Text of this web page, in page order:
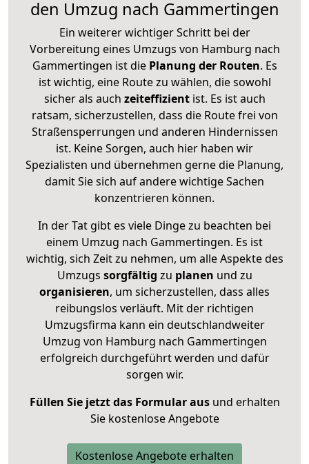
den Umzug nach Gammertingen
Ein weiterer wichtiger Schritt bei der
Vorbereitung eines Umzugs von Hamburg nach
Gammertingen ist diePlanung der Routen. Es
ist wichtig, eine Route zu wählen, die sowohl
sicher als auch zeiteffizientist. Es ist auch
ratsam, sicherzustellen, dass die Route frei von
Straßensperrungen und anderen Hindernissen
ist. Keine Sorgen, auch hier haben wir
Spezialisten und übernehmen gerne die Planung,
damit Sie sich auf andere wichtige Sachen
konzentrieren können.
In der Tat gibt es viele Dinge zu beachten bei
einem Umzug nach Gammertingen. Es ist
wichtig, sich Zeit zu nehmen, um alle Aspekte des
Umzugs sorgfältig zu planen und zu
organisieren, um sicherzustellen, dass alles
reibungslos verläuft. Mit der richtigen
Umzugsfirma kann ein deutschlandweiter
Umzug von Hamburg nach Gammertingen
erfolgreich durchgeführt werden und dafür
sorgen wir.
Füllen Sie jetzt das Formular ausund erhalten
Sie kostenlose Angebote
Kostenlose Angebote erhalten